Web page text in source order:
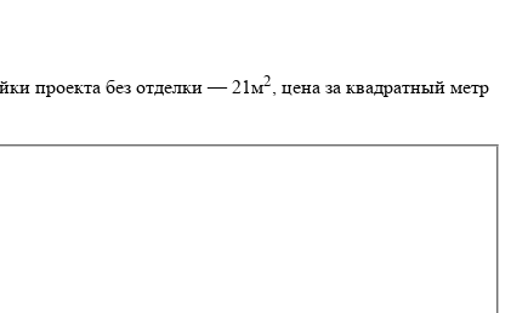
проекта без отделки — 21м2, цена за квадратный метр